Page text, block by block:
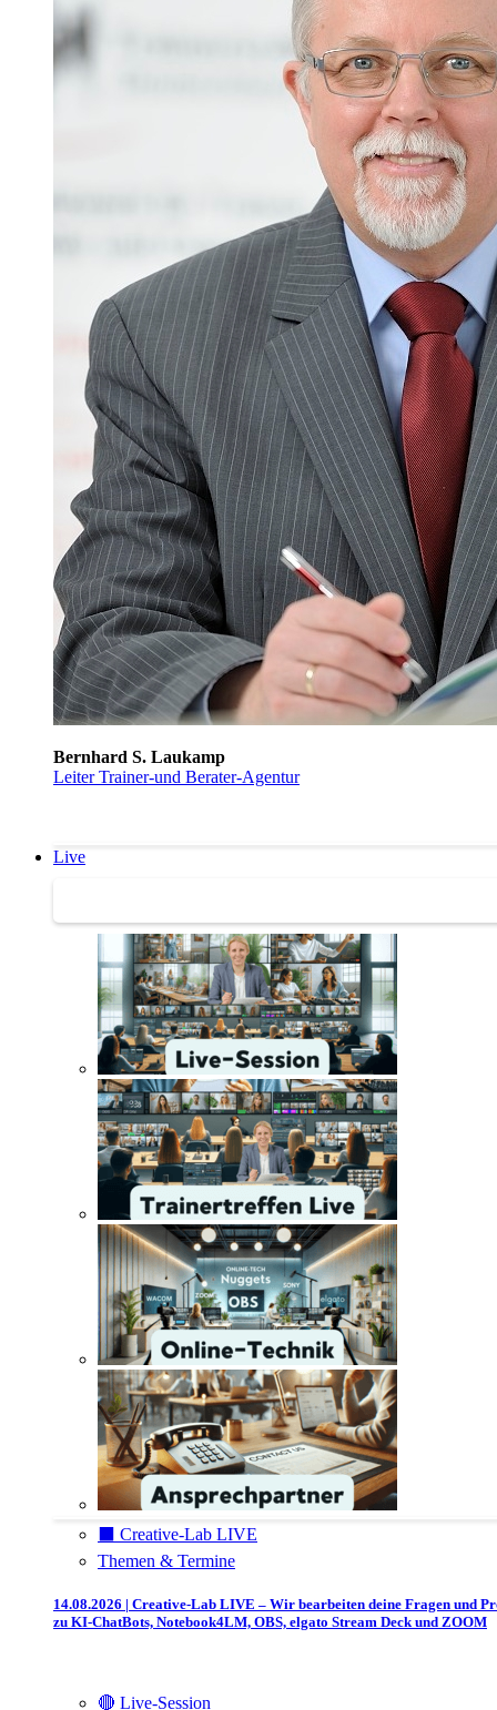
Bernhard S. Laukamp
Leiter Trainer-und Berater-Agentur
Live
⬛️ Creative-Lab LIVE
Themen & Termine
14.08.2026 | Creative-Lab LIVE – Wir bearbeiten deine Fragen und
zu KI-ChatBots, Notebook4LM, OBS, elgato Stream Deck und ZOOM
🔴 Live-Session